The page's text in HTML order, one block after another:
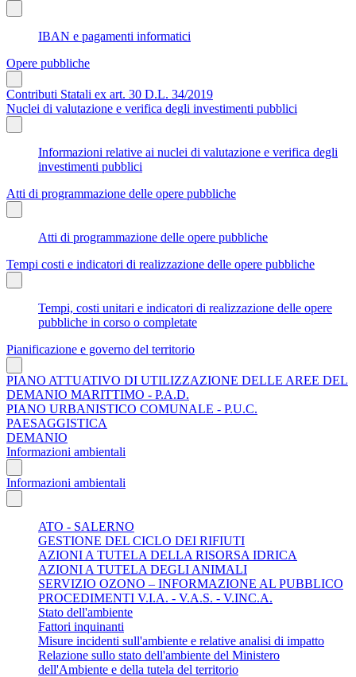
IBAN e pagamenti informatici
Opere pubbliche
Contributi Statali ex art. 30 D.L. 34/2019
Nuclei di valutazione e verifica degli investimenti pubblici
Informazioni relative ai nuclei di valutazione e verifica degli
investimenti pubblici
Atti di programmazione delle opere pubbliche
Atti di programmazione delle opere pubbliche
Tempi costi e indicatori di realizzazione delle opere pubbliche
Tempi, costi unitari e indicatori di realizzazione delle opere
pubbliche in corso o completate
Pianificazione e governo del territorio
PIANO ATTUATIVO DI UTILIZZAZIONE DELLE AREE DEL
DEMANIO MARITTIMO - P.A.D.
PIANO URBANISTICO COMUNALE - P.U.C.
PAESAGGISTICA
DEMANIO
Informazioni ambientali
Informazioni ambientali
ATO - SALERNO
GESTIONE DEL CICLO DEI RIFIUTI
AZIONI A TUTELA DELLA RISORSA IDRICA
AZIONI A TUTELA DEGLI ANIMALI
SERVIZIO OZONO – INFORMAZIONE AL PUBBLICO
PROCEDIMENTI V.I.A. - V.A.S. - V.INC.A.
Stato dell'ambiente
Fattori inquinanti
Misure incidenti sull'ambiente e relative analisi di impatto
Relazione sullo stato dell'ambiente del Ministero
dell'Ambiente e della tutela del territorio